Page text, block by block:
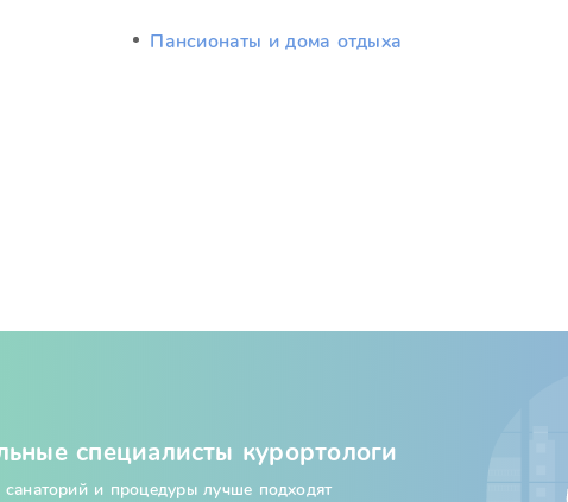
Пансионаты и дома отдыха
специалисты курортологи
санаторий и процедуры лучше подходят